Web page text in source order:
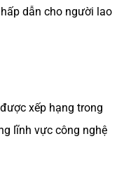
dẫn cho người lao
xếp hạng trong
lĩnh vực công nghệ